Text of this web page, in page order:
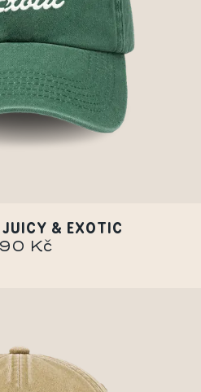
& EXOTIC
Kč